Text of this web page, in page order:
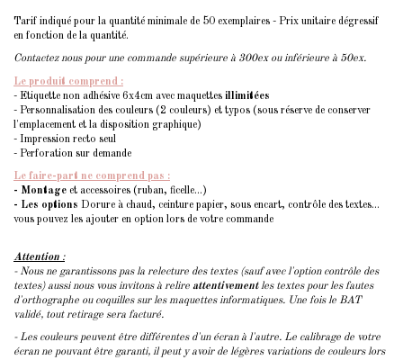
Tarif indiqué pour la quantité minimale de 50 exemplaires - Prix unitaire dégressif
en fonction de la quantité.
Contactez nous pour une commande supérieure à 300ex ou inférieure à 50ex.
Le produit comprend :
- Etiquette non adhésive 6x4cm avec maquettes illimitées
- Personnalisation des couleurs (2 couleurs) et typos (sous réserve de conserver
l'emplacement et la disposition graphique)
- Impression recto seul
- Perforation sur demande
Le faire-part ne comprend pas :
- Montage et accessoires (ruban, ficelle...)
- Les options Dorure à chaud, ceinture papier, sous encart, contrôle des textes...
vous pouvez les ajouter en option lors de votre commande
Attention :
- Nous ne garantissons pas la relecture des textes (sauf avec l'option contrôle des
textes) aussi nous vous invitons à relire attentivementles textes pour les fautes
d'orthographe ou coquilles sur les maquettes informatiques. Une fois le BAT
validé, tout retirage sera facturé.
- Les couleurs peuvent être différentes d'un écran à l'autre. Le calibrage de votre
écran ne pouvant être garanti, il peut y avoir de légères variations de couleurs lors